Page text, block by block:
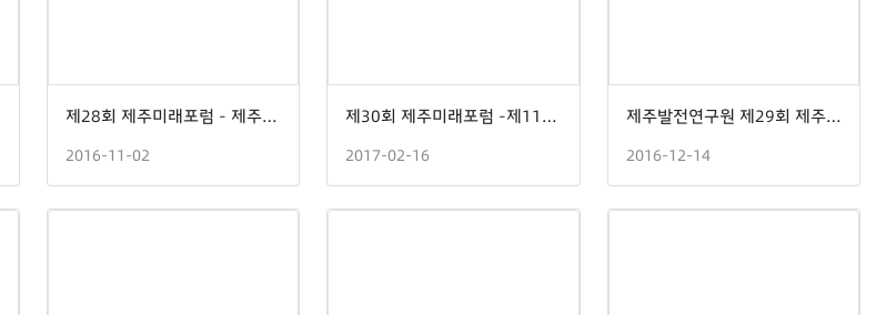
제28회 제주미래포럼 - 제주 행복주택, 어떻게 추진해야 하는가?-
2016-11-02
제30회 제주미래포럼 -제119대 대선, 제주 무엇을 준비해야 하나?
2017-02-16
제주발전연구원 제29회 제주미래포럼 -4차 산업혁명과 제주 미래산업
2016-12-14